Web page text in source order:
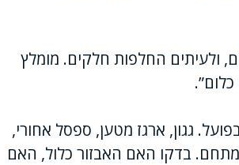
ולעיתים החלפות חלקים. מומלץ
גגון, ארגז מטען, ספסל אחורי,
בדקו האם האבזור כלול, האם